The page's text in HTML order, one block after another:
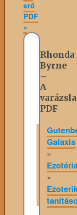
erő
PDF
»
Rhonda
Byrne
–
A
PDF
Galaxis
»
»